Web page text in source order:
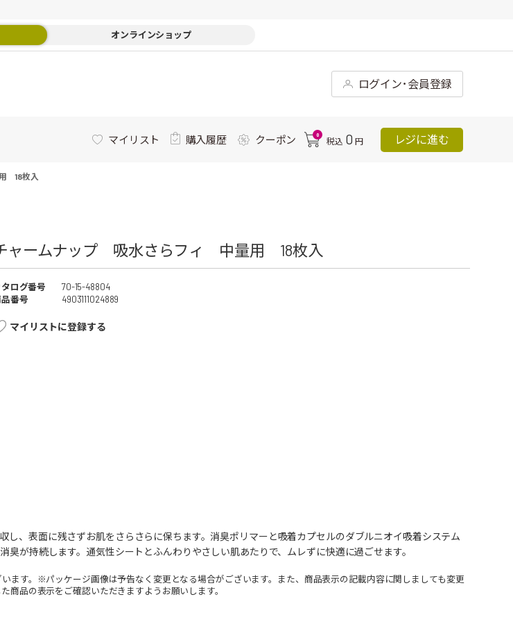
オンラインショップ
ログイン･会員登録
マイリスト 購入履歴 クーポン 0
税込 0 円 レジに進む
18枚入
ャームナップ 吸水さらフィ 中量用 18枚入
ログ番号
70-15-48804
番号
4903111024889
マイリストに登録する
し、表面に残さずお肌をさらさらに保ちます。消臭ポリマーと吸着カプセルのダブルニオイ吸着システム
臭が持続します。通気性シートとふんわりやさしい肌あたりで、ムレずに快適に過ごせます。
ます。※パッケージ画像は予告なく変更となる場合がございます。また、商品表示の記載内容に関しましても変更
商品の表示をご確認いただきますようお願いします。